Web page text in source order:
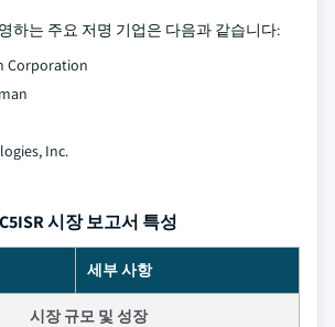
하는 주요 저명 기업은 다음과 같습니다:
Corporation
Inc.
C5ISR 시장 보고서 특성
세부 사항
시장 규모 및 성장